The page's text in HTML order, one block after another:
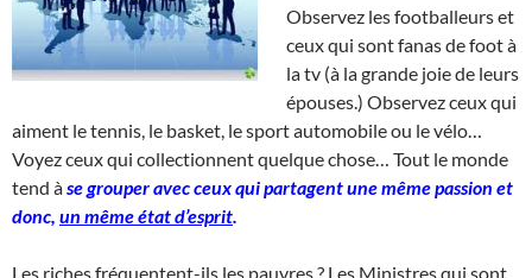
Observez les footballeurs et
ceux qui sont fanas de foot à
la tv (à la grande joie de leurs
épouses.) Observez ceux qui
aiment le tennis, le basket, le sport automobile ou le vélo…
Voyez ceux qui collectionnent quelque chose… Tout le monde
tend àse grouper avec ceux qui partagent une même passion et
donc, un même état d’esprit.
Les riches fréquentent-ils les pauvres ? Les Ministres qui sont